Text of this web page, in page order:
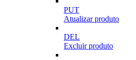
PUT
Atualizar produto
DEL
Excluir produto